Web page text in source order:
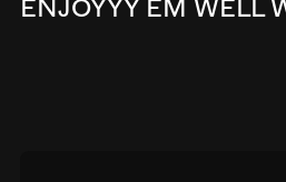
ENJOYYY EM WELL